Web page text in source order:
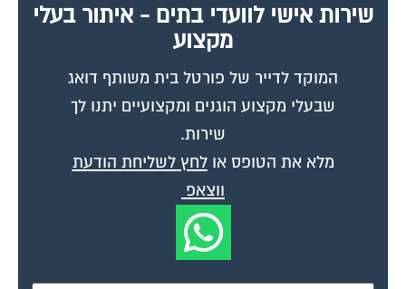
שירות אישי לוועדי בתים - איתור בעלי
מקצוע
המוקד לדייר של פורטל בית משותף דואג
שבעלי מקצוע הוגנים ומקצועיים יתנו לך
שירות.
מלא את הטופס אולחץ לשליחת הודעת
ווצאפ